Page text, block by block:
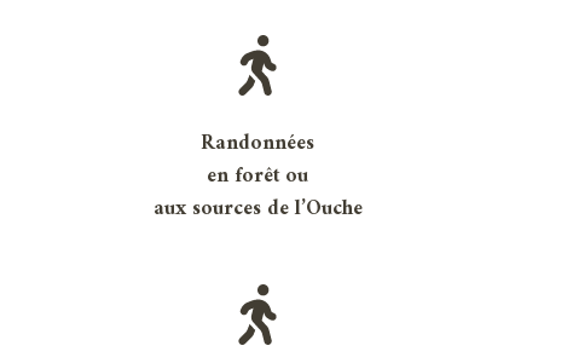
Randonnées
en forêt ou
aux sources de l’Ouche